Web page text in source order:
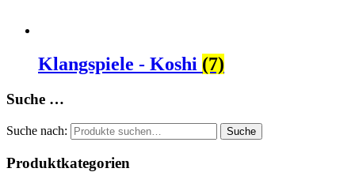
Klangspiele - Koshi (7)
Suche …
Suche nach: Suche
Produktkategorien